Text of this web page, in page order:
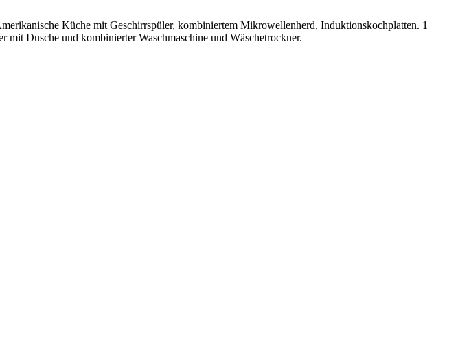
Küche mit Geschirrspüler, kombiniertem Mikrowellenherd, Induktionskochplatten. 1
Dusche und kombinierter Waschmaschine und Wäschetrockner.